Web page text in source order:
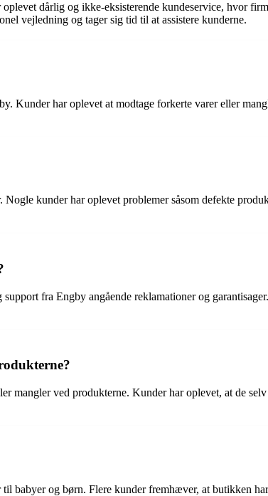
dårlig og ikke-eksisterende kundeservice, hvor
vejledning og tager sig tid til at assistere kunderne.
Kunder har oplevet at modtage forkerte varer eller
kunder har oplevet problemer såsom defekte
fra Engby angående reklamationer og
mangler ved produkterne. Kunder har oplevet, at de
babyer og børn. Flere kunder fremhæver, at butikken